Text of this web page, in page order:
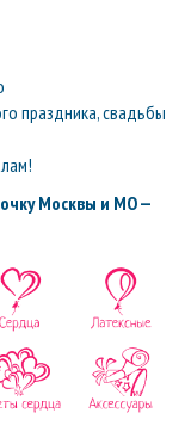
праздника, свадьбы
Москвы и МО —